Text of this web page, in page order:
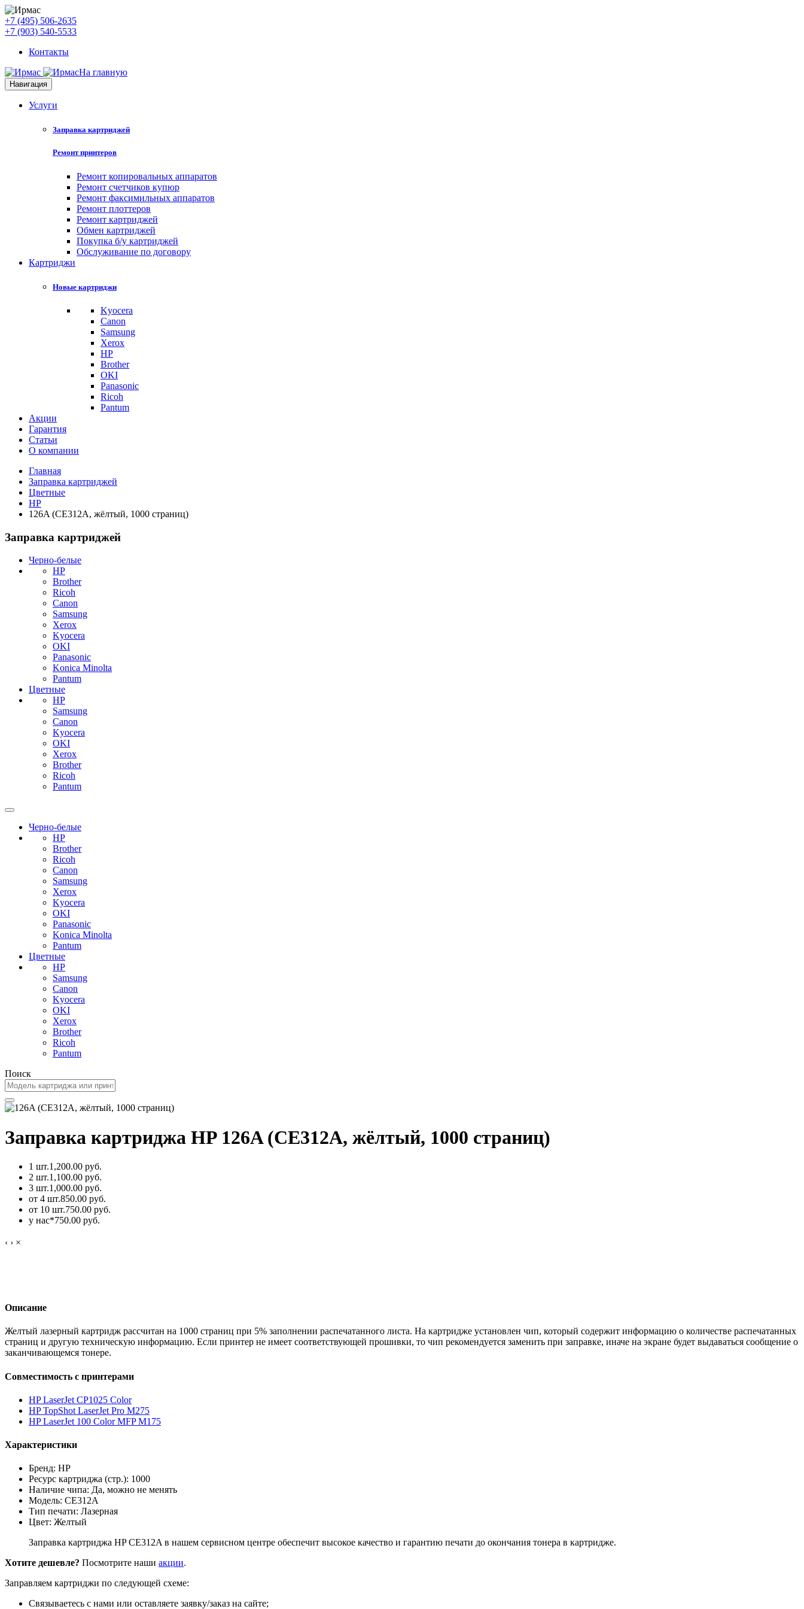
+7 (495) 506-2635
+7 (903) 540-5533
Контакты
На главную
Навигация
Услуги
Заправка картриджей
Ремонт принтеров
Ремонт копировальных аппаратов
Ремонт счетчиков купюр
Ремонт факсимильных аппаратов
Ремонт плоттеров
Ремонт картриджей
Обмен картриджей
Покупка б/у картриджей
Обслуживание по договору
Картриджи
Новые картриджи
Kyocera
Canon
Samsung
Xerox
HP
Brother
OKI
Panasonic
Ricoh
Pantum
Акции
Гарантия
Статьи
О компании
Главная
Заправка картриджей
Цветные
HP
126A (CE312A, жёлтый, 1000 страниц)
Заправка картриджей
Черно-белые
HP
Brother
Ricoh
Canon
Samsung
Xerox
Kyocera
OKI
Panasonic
Konica Minolta
Pantum
Цветные
HP
Samsung
Canon
Kyocera
OKI
Xerox
Brother
Ricoh
Pantum
Черно-белые
HP
Brother
Ricoh
Canon
Samsung
Xerox
Kyocera
OKI
Panasonic
Konica Minolta
Pantum
Цветные
HP
Samsung
Canon
Kyocera
OKI
Xerox
Brother
Ricoh
Pantum
Поиск
Заправка картриджа HP 126A (CE312A, жёлтый, 1000 страниц)
1 шт.1,200.00 руб.
2 шт.1,100.00 руб.
3 шт.1,000.00 руб.
от 4 шт.850.00 руб.
от 10 шт.750.00 руб.
у нас*750.00 руб.
‹ › ×
Описание
Желтый лазерный картридж рассчитан на 1000 страниц при 5% заполнении распечатанного листа. На картридже установлен чип, который содержит информацию о количестве распечатанных
страниц и другую техническую информацию. Если принтер не имеет соответствующей прошивки, то чип рекомендуется заменить при заправке, иначе на экране будет выдаваться сообщение о
заканчивающемся тонере.
Совместимость с принтерами
HP LaserJet CP1025 Color
HP TopShot LaserJet Pro M275
HP LaserJet 100 Color MFP M175
Характеристики
Бренд: HP
Ресурс картриджа (стр.): 1000
Наличие чипа: Да, можно не менять
Модель: CE312A
Тип печати: Лазерная
Цвет: Желтый
Заправка картриджа HP CE312A в нашем сервисном центре обеспечит высокое качество и гарантию печати до окончания тонера в картридже.
Хотите дешевле? Посмотрите наши акции.
Заправляем картриджи по следующей схеме:
Связываетесь с нами или оставляете заявку/заказ на сайте;